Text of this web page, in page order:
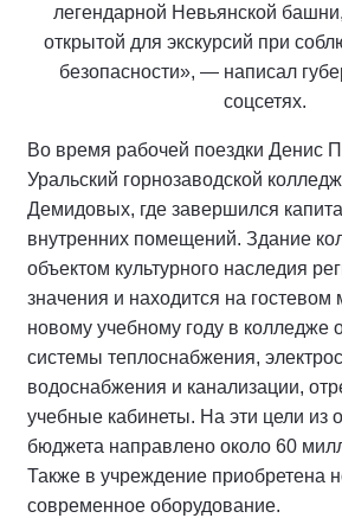
легендарной Невьянской
открытой для экскурсий при
безопасности», — написал
соцсетях.
Во время рабочей поездки Денис
Уральский горнозаводской
Демидовых, где завершился
внутренних помещений. Здание
объектом культурного наследия
значения и находится на
новому учебному году в колледже
системы теплоснабжения,
водоснабжения и канализации,
учебные кабинеты. На эти цели из
бюджета направлено около 60
Также в учреждение приобретена
современное оборудование.